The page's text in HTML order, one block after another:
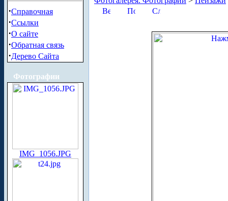
·Справочная
·Ссылки
·О сайте
·Обратная связь
·Дерево Сайта
Фотографии
IMG_1056.JPG